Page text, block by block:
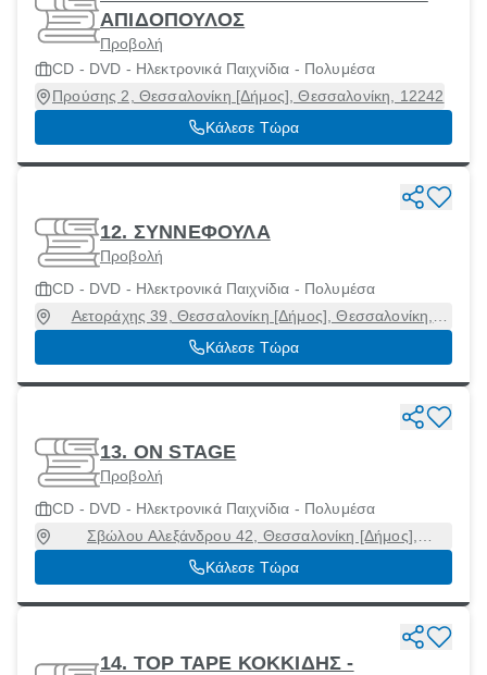
ΑΠΙΔΟΠΟΥΛΟΣ
Προβολή
CD - DVD - Ηλεκτρονικά Παιχνίδια - Πολυμέσα
Προύσης 2, Θεσσαλονίκη [Δήμος], Θεσσαλονίκη, 12242
Κάλεσε Τώρα
12. ΣΥΝΝΕΦΟΥΛΑ
Προβολή
CD - DVD - Ηλεκτρονικά Παιχνίδια - Πολυμέσα
Αετοράχης 39, Θεσσαλονίκη [Δήμος], Θεσσαλονίκη,
54639
Κάλεσε Τώρα
13. ON STAGE
Προβολή
CD - DVD - Ηλεκτρονικά Παιχνίδια - Πολυμέσα
Σβώλου Αλεξάνδρου 42, Θεσσαλονίκη [Δήμος],
Θεσσαλονίκη, 54621
Κάλεσε Τώρα
14. TOP TAPE ΚΟΚΚΙΔΗΣ -